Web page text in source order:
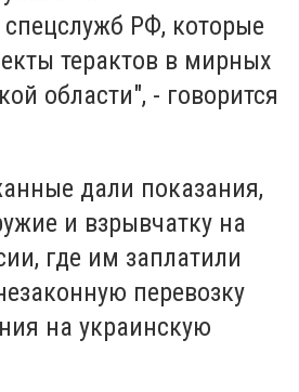
спецслужб РФ, которые
терактов в мирных
области", - говорится
дали показания,
и взрывчатку на
где им заплатили
перевозку
на украинскую